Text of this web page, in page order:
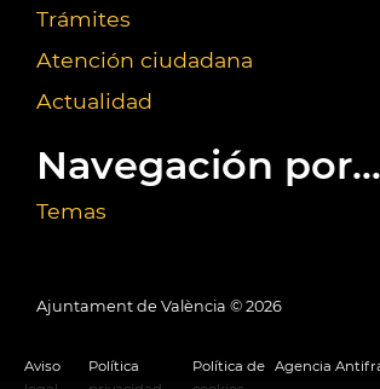
Trámites
Atención ciudadana
Actualidad
Navegación por...
Temas
Ajuntament de València © 2026
Aviso
Política
Política de Agencia